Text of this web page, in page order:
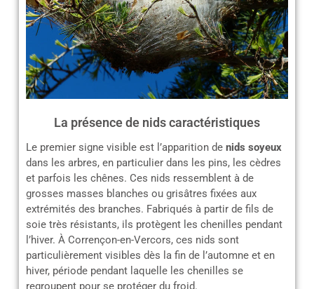
La présence de nids caractéristiques
Le premier signe visible est l’apparition de nids soyeux
dans les arbres, en particulier dans les pins, les cèdres
et parfois les chênes. Ces nids ressemblent à de
grosses masses blanches ou grisâtres fixées aux
extrémités des branches. Fabriqués à partir de fils de
soie très résistants, ils protègent les chenilles pendant
l’hiver. À Corrençon-en-Vercors, ces nids sont
particulièrement visibles dès la fin de l’automne et en
hiver, période pendant laquelle les chenilles se